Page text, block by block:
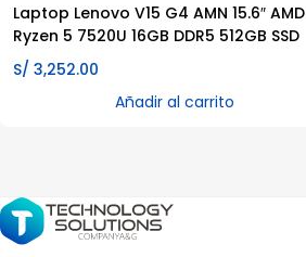
Laptop Lenovo V15 G4 AMN 15.6″ AMD
Ryzen 5 7520U 16GB DDR5 512GB SSD
S/ 3,252.00
Añadir al carrito